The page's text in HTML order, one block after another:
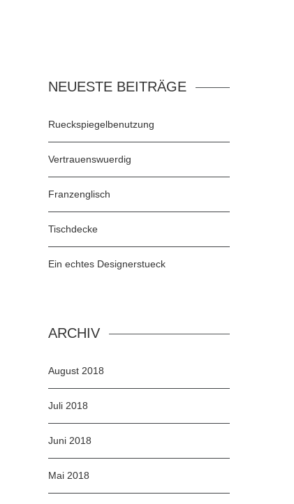
NEUESTE BEITRÄGE
Rueckspiegelbenutzung
Vertrauenswuerdig
Franzenglisch
Tischdecke
Ein echtes Designerstueck
ARCHIV
August 2018
Juli 2018
Juni 2018
Mai 2018